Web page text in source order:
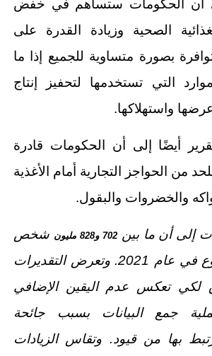
أن الحكومات ستساهم في خفض
الصحية وزيادة القدرة على
بصورة متساوية للجميع إذا ما
التي تستخدمها لتحفيز إنتاج
واستهلاكها.
أيضًا إلى أن الحكومات قادرة
من الحواجز التجارية أمام الأغذية
والخضروات والبقول.
702 و828 مليون
شخص
قد عانوا من الجوع في عام 2021. وتعرض التقديرات
تعكس عدم اليقين الإضافي
جمع البيانات بسبب جائحة
وما يرتبط بها من قيود. وتقاس الزيادات